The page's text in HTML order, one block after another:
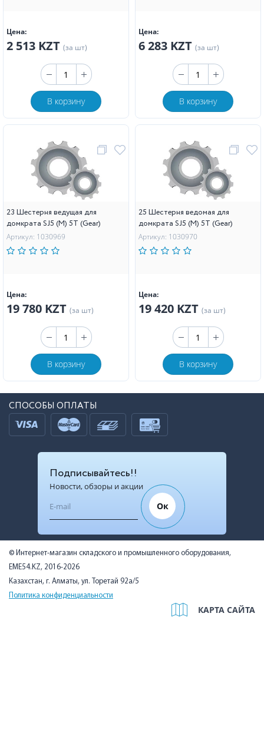
Цена:
2 513 KZT (за шт)
В корзину
Цена:
6 283 KZT (за шт)
В корзину
23 Шестерня ведущая для
домкрата SJ5 (M) 5Т (Gear)
Артикул: 1030969
Цена:
19 780 KZT (за шт)
В корзину
25 Шестерня ведомая для
домкрата SJ5 (M) 5Т (Gear)
Артикул: 1030970
Цена:
19 420 KZT (за шт)
В корзину
СПОСОБЫ ОПЛАТЫ
Подписывайтесь!!
Новости, обзоры и акции
Ок
© Интернет-магазин складского и промышленного оборудования,
EME54.KZ, 2016-2026
Казахстан, г. Алматы, ул. Торетай 92а/5
Политика конфиденциальности
КАРТА САЙТА